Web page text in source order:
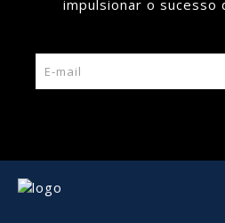
impulsionar o sucesso